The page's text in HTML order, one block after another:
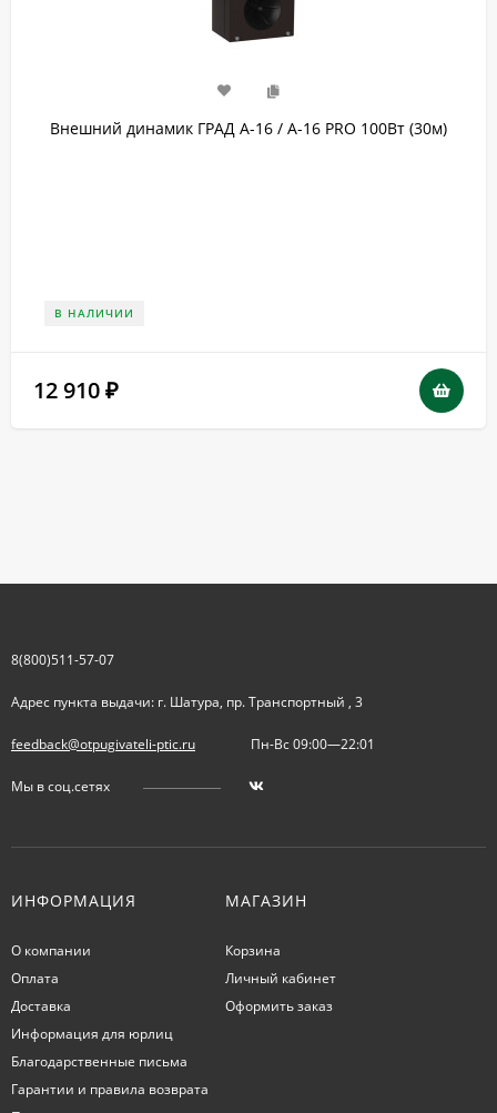
Внешний динамик ГРАД А-16 / A-16 PRO 100Вт (30м)
В НАЛИЧИИ
12 910 ₽
8(800)511-57-07
Адрес пункта выдачи: г. Шатура, пр. Транспортный , 3
feedback@otpugivateli-ptic.ru Пн-Вс 09:00—22:01
Мы в соц.сетях
ИНФОРМАЦИЯ
О компании
Оплата
Доставка
Информация для юрлиц
Благодарственные письма
Гарантии и правила возврата
МАГАЗИН
Корзина
Личный кабинет
Оформить заказ